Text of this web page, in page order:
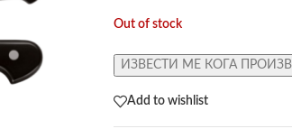
Out of stock
ИЗВЕСТИ МЕ КОГА
Add to wishlist